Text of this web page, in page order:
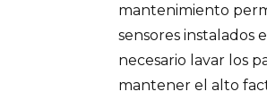
mantenimiento
sensores instalados
necesario lavar los
mantener el alto